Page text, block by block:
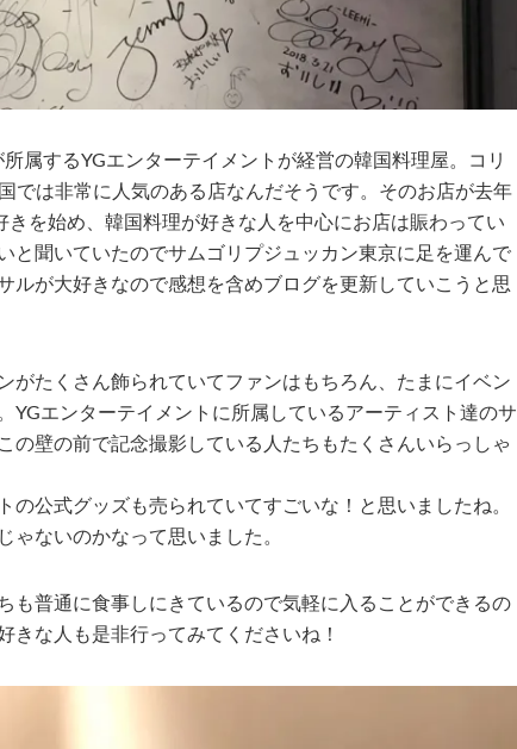
属するYGエンターテイメントが経営の韓国料理屋。コリ
では非常に人気のある店なんだそうです。そのお店が去年
を始め、韓国料理が好きな人を中心にお店は賑わってい
と聞いていたのでサムゴリプジュッカン東京に足を運んで
ルが大好きなので感想を含めブログを更新していこうと思
がたくさん飾られていてファンはもちろん、たまにイベン
YGエンターテイメントに所属しているアーティスト達のサ
の壁の前で記念撮影している人たちもたくさんいらっしゃ
の公式グッズも売られていてすごいな！と思いましたね。
ゃないのかなって思いました。
も普通に食事しにきているので気軽に入ることができるの
きな人も是非行ってみてくださいね！